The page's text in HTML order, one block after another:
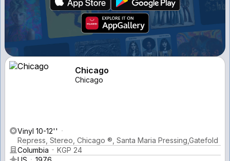
Chicago
Chicago
Vinyl 10-12''
Repress, Stereo, Chicago ®, Santa Maria Pressing,Gatefold
Columbia
KGP 24